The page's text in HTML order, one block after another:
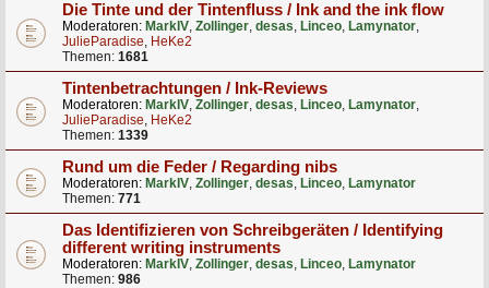
Die Tinte und der Tintenfluss / Ink and the ink flow
Moderatoren: MarkIV, Zollinger, desas, Linceo, Lamynator,
JulieParadise, HeKe2
Themen: 1681
Tintenbetrachtungen / Ink-Reviews
Moderatoren: MarkIV, Zollinger, desas, Linceo, Lamynator,
JulieParadise, HeKe2
Themen: 1339
Rund um die Feder / Regarding nibs
Moderatoren: MarkIV, Zollinger, desas, Linceo, Lamynator
Themen: 771
Das Identifizieren von Schreibgeräten / Identifying
different writing instruments
Moderatoren: MarkIV, Zollinger, desas, Linceo, Lamynator
Themen: 986